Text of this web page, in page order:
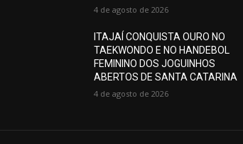
4 de agosto de 2026
ITAJAÍ CONQUISTA OURO NO
TAEKWONDO E NO HANDEBOL
FEMININO DOS JOGUINHOS
ABERTOS DE SANTA CATARINA
4 de agosto de 2026